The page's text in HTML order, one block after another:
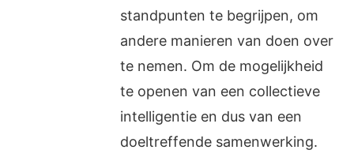
standpunten te begrijpen, om
andere manieren van doen over
te nemen. Om de mogelijkheid
te openen van een collectieve
intelligentie en dus van een
doeltreffende samenwerking.